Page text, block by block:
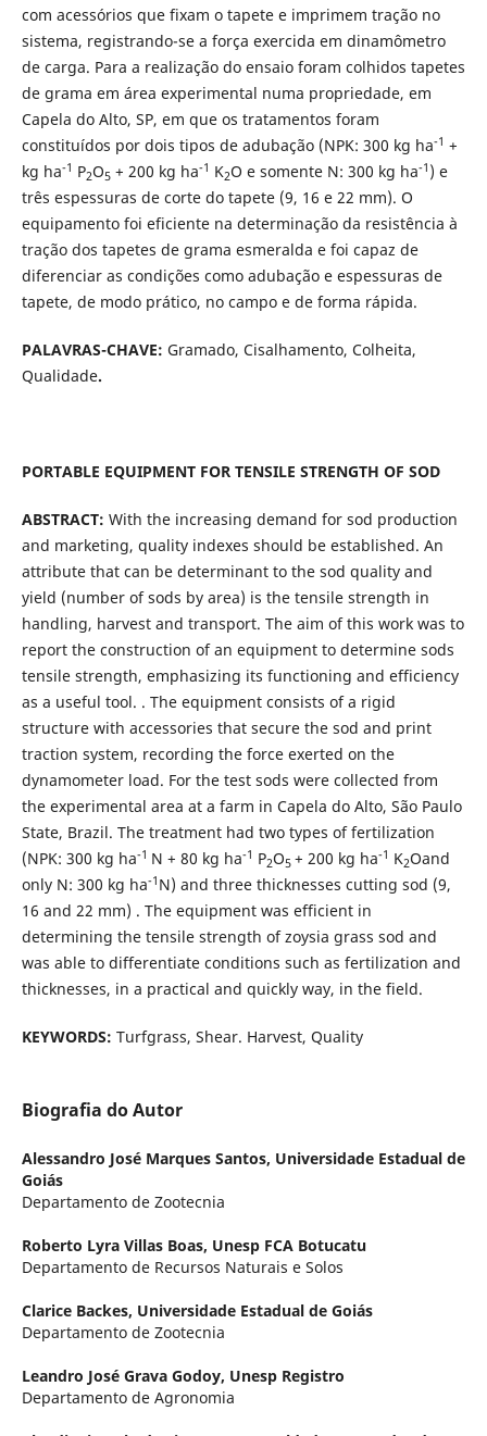
com acessórios que fixam o tapete e imprimem tração no
sistema, registrando-se a força exercida em dinamômetro
de carga. Para a realização do ensaio foram colhidos tapetes
de grama em área experimental numa propriedade, em
Capela do Alto, SP, em que os tratamentos foram
constituídos por dois tipos de adubação (NPK: 300 kg ha-1 +
kg ha-1 P2O5+ 200 kg ha-1 K2O e somente N: 300 kg ha-1 ) e
três espessuras de corte do tapete (9, 16 e 22 mm). O
equipamento foi eficiente na determinação da resistência à
tração dos tapetes de grama esmeralda e foi capaz de
diferenciar as condições como adubação e espessuras de
tapete, de modo prático, no campo e de forma rápida.
PALAVRAS-CHAVE: Gramado, Cisalhamento, Colheita,
Qualidade.
PORTABLE EQUIPMENT FOR TENSILE STRENGTH OF SOD
ABSTRACT: With the increasing demand for sod production
and marketing, quality indexes should be established. An
attribute that can be determinant to the sod quality and
yield (number of sods by area) is the tensile strength in
handling, harvest and transport. The aim of this work was to
report the construction of an equipment to determine sods
tensile strength, emphasizing its functioning and efficiency
as a useful tool. . The equipment consists of a rigid
structure with accessories that secure the sod and print
traction system, recording the force exerted on the
dynamometer load. For the test sods were collected from
the experimental area at a farm in Capela do Alto, São Paulo
State, Brazil. The treatment had two types of fertilization
(NPK: 300 kg ha-1 N + 80 kg ha-1 P2O5 + 200 kg ha-1 K2Oand
only N: 300 kg ha-1 N) and three thicknesses cutting sod (9,
16 and 22 mm) . The equipment was efficient in
determining the tensile strength of zoysia grass sod and
was able to differentiate conditions such as fertilization and
thicknesses, in a practical and quickly way, in the field.
KEYWORDS: Turfgrass, Shear. Harvest, Quality
Biografia do Autor
Alessandro José Marques Santos, Universidade Estadual de
Goiás
Departamento de Zootecnia
Roberto Lyra Villas Boas, Unesp FCA Botucatu
Departamento de Recursos Naturais e Solos
Clarice Backes, Universidade Estadual de Goiás
Departamento de Zootecnia
Leandro José Grava Godoy, Unesp Registro
Departamento de Agronomia